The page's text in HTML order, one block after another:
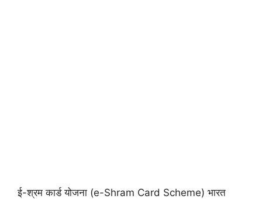
ई-श्रम कार्ड योजना (e-Shram Card Scheme) भारत